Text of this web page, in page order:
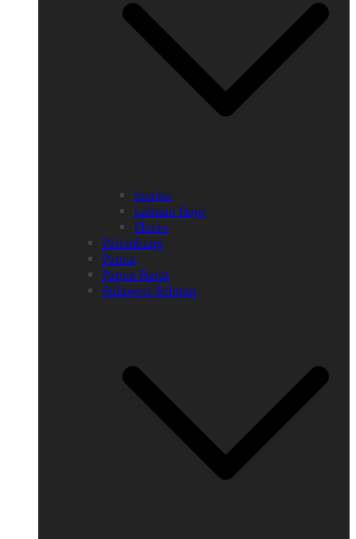
Sumba
Labuan Bajo
Flores
Palembang
Papua
Papua Barat
Sulawesi Selatan